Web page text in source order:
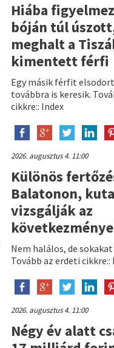
Hiába
bóján túl
meghalt a
kimentett férfi
Egy másik férfit
továbbra is keresik.
cikkre:: Index
2026. augusztus 4. 11:00
Különös
Balatonon,
vizsgálják az
Nem halálos, de
Tovább az erdeti cikkre::
2026. augusztus 4. 11:00
Négy év alatt